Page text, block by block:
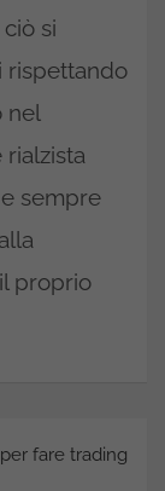
si
rispettando
nel
sempre
proprio
fare trading